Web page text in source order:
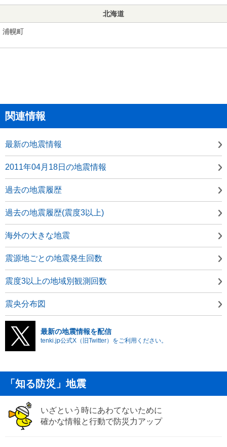
北海道
浦幌町
関連情報
最新の地震情報
2011年04月18日の地震情報
過去の地震履歴
過去の地震履歴(震度3以上)
海外の大きな地震
震源地ごとの地震発生回数
震度3以上の地域別観測回数
震央分布図
最新の地震情報を配信
tenki.jp公式X（旧Twitter）をご利用ください。
「知る防災」地震
いざという時にあわてないために
確かな情報と行動で防災力アップ